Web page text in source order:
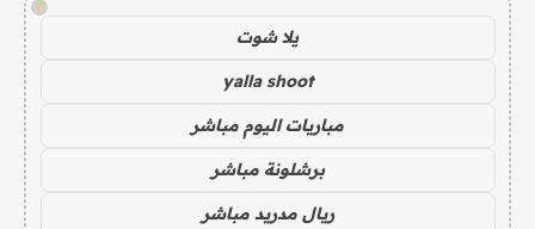
!
يلا شوت
yalla shoot
مباريات اليوم مباشر
برشلونة مباشر
ريال مدريد مباشر